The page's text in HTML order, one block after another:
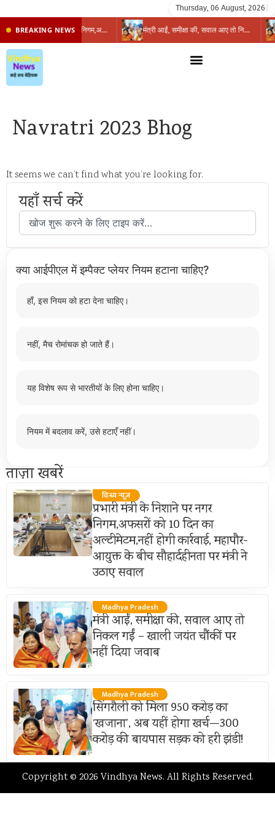
Thursday, 06 August, 2026
BREAKING NEWS प्रभारी मंत्री के निशाने पर नगर निगम,अफसरों को 10 दिन का अल्टीमेटम,नहीं होगी कार्रवाई, महापौर-आयुक्त के बीच सौहार्दहीनता पर मंत्री ने उठाए सवाल मंत्री आईं, समीक्षा की, सवाल आए तो निकल गईं – खाली जयंत चौंकीं पर नहीं दिया जवाब
Navratri 2023 Bhog
It seems we can’t find what you’re looking for.
यहाँ सर्च करें
क्या आईपीएल में इम्पैक्ट प्लेयर नियम हटाना चाहिए?
हाँ, इस नियम को हटा देना चाहिए।
नहीं, मैच रोमांचक हो जाते हैं।
यह विशेष रूप से भारतीयों के लिए होना चाहिए।
नियम में बदलाव करें, उसे हटाएँ नहीं।
ताज़ा खबरें
विन्ध्य न्यूज़
प्रभारी मंत्री के निशाने पर नगर
निगम,अफसरों को 10 दिन का
अल्टीमेटम,नहीं होगी कार्रवाई, महापौर-
आयुक्त के बीच सौहार्दहीनता पर मंत्री ने
उठाए सवाल
Madhya Pradesh
मंत्री आईं, समीक्षा की, सवाल आए तो
निकल गईं – खाली जयंत चौंकीं पर
नहीं दिया जवाब
Madhya Pradesh
सिंगरौली को मिला 950 करोड़ का
‘खजाना’, अब यहीं होगा खर्च—300
करोड़ की बायपास सड़क को हरी झंडी!
Copyright © 2026 Vindhya News. All Rights Reserved.